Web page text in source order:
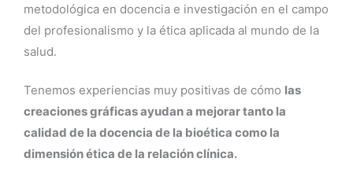
metodológica en docencia e investigación en el campo
del profesionalismo y la ética aplicada al mundo de la
salud.
Tenemos experiencias muy positivas de cómo las
creaciones gráficas ayudan a mejorar tanto la
calidad de la docencia de la bioética como la
dimensión ética de la relación clínica.